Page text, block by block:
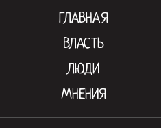
ГЛАВНАЯ
ВЛАСТЬ
ЛЮДИ
МНЕНИЯ